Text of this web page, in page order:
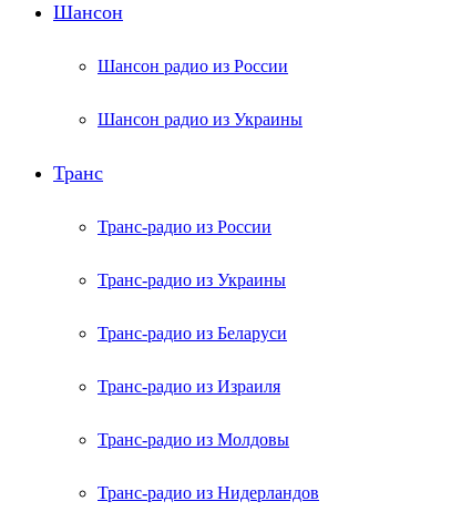
Шансон
Шансон радио из России
Шансон радио из Украины
Транс
Транс-радио из России
Транс-радио из Украины
Транс-радио из Беларуси
Транс-радио из Израиля
Транс-радио из Молдовы
Транс-радио из Нидерландов